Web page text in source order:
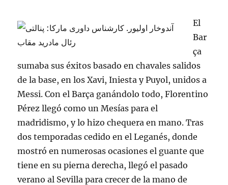
El
Bar
ça
sumaba sus éxitos basado en chavales salidos
de la base, en los Xavi, Iniesta y Puyol, unidos a
Messi. Con el Barça ganándolo todo, Florentino
Pérez llegó como un Mesías para el
madridismo, y lo hizo chequera en mano. Tras
dos temporadas cedido en el Leganés, donde
mostró en numerosas ocasiones el guante que
tiene en su pierna derecha, llegó el pasado
verano al Sevilla para crecer de la mano de